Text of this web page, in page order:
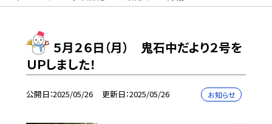
５月２６日（月） 鬼石中だより２号を
ＵＰしました！
公開日 2025/05/26 更新日 2025/05/26 お知らせ